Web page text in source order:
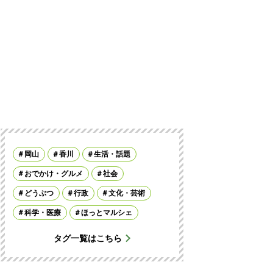
岡山 香川 生活・話題
おでかけ・グルメ 社会
どうぶつ 行政 文化・芸術
科学・医療 ほっとマルシェ
タグ一覧はこちら